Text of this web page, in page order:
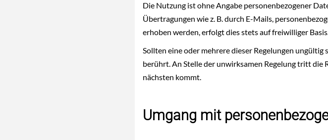
Die Nutzung ist ohne Angabe personenbezogener
Übertragungen wie z. B. durch E-Mails,
erhoben werden, erfolgt dies stets auf freiwilliger
Sollten eine oder mehrere dieser Regelungen
berührt. An Stelle der unwirksamen Regelung tritt die
nächsten kommt.
Umgang mit